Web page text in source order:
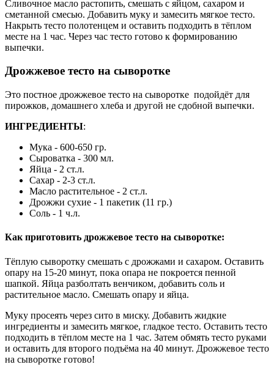
Сливочное масло растопить, смешать с яйцом, сахаром и
сметанной смесью. Добавить муку и замесить мягкое тесто.
Накрыть тесто полотенцем и оставить подходить в тёплом
месте на 1 час. Через час тесто готово к формированию
выпечки.
Дрожжевое тесто на сыворотке
Это постное дрожжевое тесто на сыворотке подойдёт для
пирожков, домашнего хлеба и другой не сдобной выпечки.
ИНГРЕДИЕНТЫ:
Мука - 600-650 гр.
Сыроватка - 300 мл.
Яйца - 2 ст.л.
Сахар - 2-3 ст.л.
Масло растительное - 2 ст.л.
Дрожжи сухие - 1 пакетик (11 гр.)
Соль - 1 ч.л.
Как приготовить дрожжевое тесто на сыворотке:
Тёплую сыворотку смешать с дрожжами и сахаром. Оставить
опару на 15-20 минут, пока опара не покроется пенной
шапкой. Яйца разболтать венчиком, добавить соль и
растительное масло. Смешать опару и яйца.
Муку просеять через сито в миску. Добавить жидкие
ингредиенты и замесить мягкое, гладкое тесто. Оставить тесто
подходить в тёплом месте на 1 час. Затем обмять тесто руками
и оставить для второго подъёма на 40 минут. Дрожжевое тесто
на сыворотке готово!